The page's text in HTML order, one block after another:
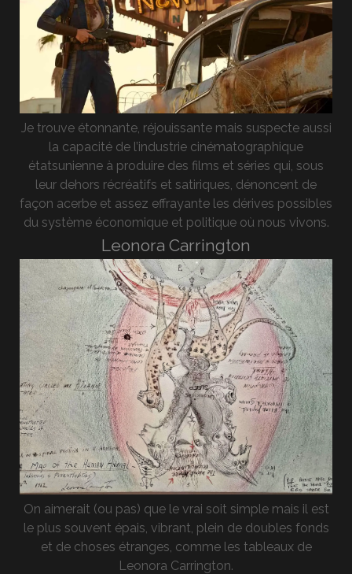
Je trouve étonnante, réjouissante mais suspecte aussi
la capacité de l’industrie cinématographique
étatsunienne à produire des films et séries qui, sous
leur dehors récréatifs et satiriques, dénoncent de
façon acerbe et assez effrayante les dérives possibles
du système économique et politique où nous vivons.
Leonora Carrington
On aimerait (ou pas) que le vrai soit simple mais il est
le plus souvent épais, vibrant, plein de doubles fonds
et de choses étranges, comme les tableaux de
Leonora Carrington.